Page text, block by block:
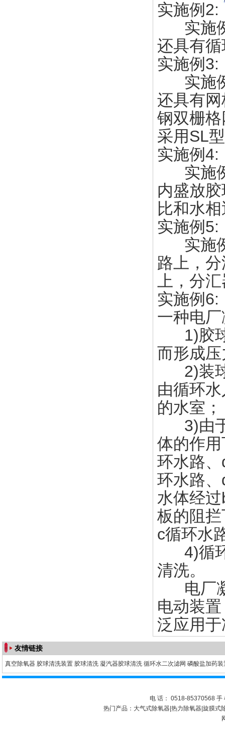
实施例2:
实施例
还具有
实施例3:
实施例
还具有
钢双栅
采用SL
实施例4:
实施例
内盛放
比和水
实施例5:
实施例
路上，
上，分
实施例6:
一种电厂
1)胶球
而形成
2)装球
由循环
的水室；
3)由于
体的作
环水路
环水路
水体经
板的阻
c循环水
4)循环
清洗。
电厂
电动装
泛应用
友情链接
真空除氧器 胶球清洗装置 胶球清洗 凝汽器胶球清洗 循环水二次滤网 磷酸盐加药装
电 话： 0518-85370568
热门产品： 大气式除氧器 热力除氧器 旋膜式